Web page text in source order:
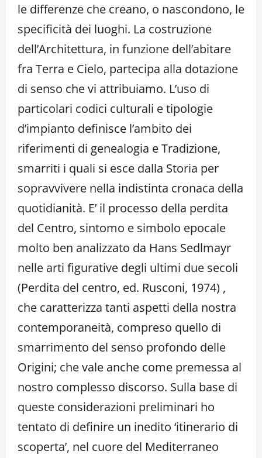
le differenze che creano, o nascondono, le
specificità dei luoghi. La costruzione
dell’Architettura, in funzione dell’abitare
fra Terra e Cielo, partecipa alla dotazione
di senso che vi attribuiamo. L’uso di
particolari codici culturali e tipologie
d’impianto definisce l’ambito dei
riferimenti di genealogia e Tradizione,
smarriti i quali si esce dalla Storia per
sopravvivere nella indistinta cronaca della
quotidianità. E’ il processo della perdita
del Centro, sintomo e simbolo epocale
molto ben analizzato da Hans Sedlmayr
nelle arti figurative degli ultimi due secoli
(Perdita del centro, ed. Rusconi, 1974) ,
che caratterizza tanti aspetti della nostra
contemporaneità, compreso quello di
smarrimento del senso profondo delle
Origini; che vale anche come premessa al
nostro complesso discorso. Sulla base di
queste considerazioni preliminari ho
tentato di definire un inedito ‘itinerario di
scoperta’, nel cuore del Mediterraneo